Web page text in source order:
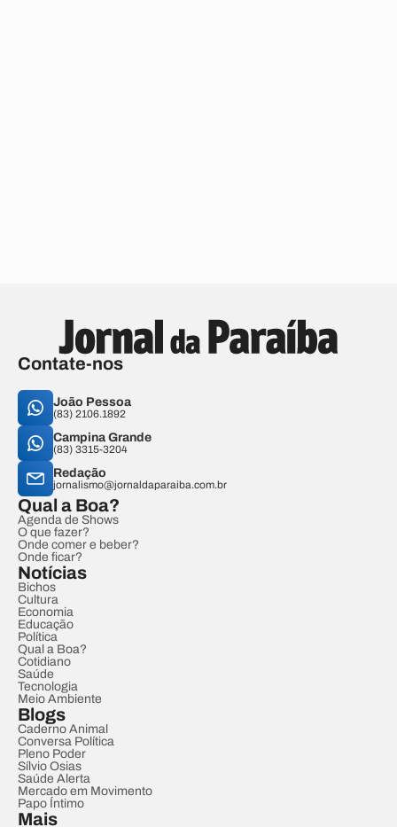
Contate-nos
João Pessoa
(83) 2106.1892
Campina Grande
(83) 3315-3204
Redação
jornalismo@jornaldaparaiba.com.br
Qual a Boa?
Agenda de Shows
O que fazer?
Onde comer e beber?
Onde ficar?
Notícias
Bichos
Cultura
Economia
Educação
Política
Qual a Boa?
Cotidiano
Saúde
Tecnologia
Meio Ambiente
Blogs
Caderno Animal
Conversa Política
Pleno Poder
Sílvio Osias
Saúde Alerta
Mercado em Movimento
Papo Íntimo
Mais